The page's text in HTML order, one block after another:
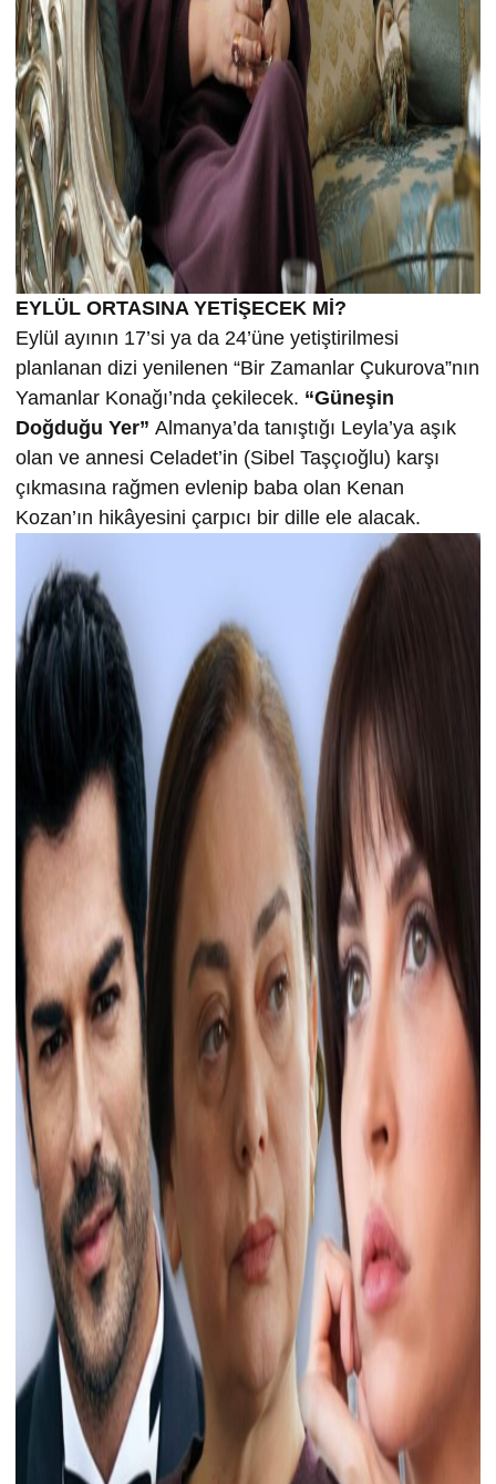
EYLÜL ORTASINA YETİŞECEK Mİ?
Eylül ayının 17’si ya da 24’üne yetiştirilmesi
planlanan dizi yenilenen “Bir Zamanlar Çukurova”nın
Yamanlar Konağı’nda çekilecek. “Güneşin
Doğduğu Yer” Almanya’da tanıştığı Leyla’ya aşık
olan ve annesi Celadet’in (Sibel Taşçıoğlu) karşı
çıkmasına rağmen evlenip baba olan Kenan
Kozan’ın hikâyesini çarpıcı bir dille ele alacak.